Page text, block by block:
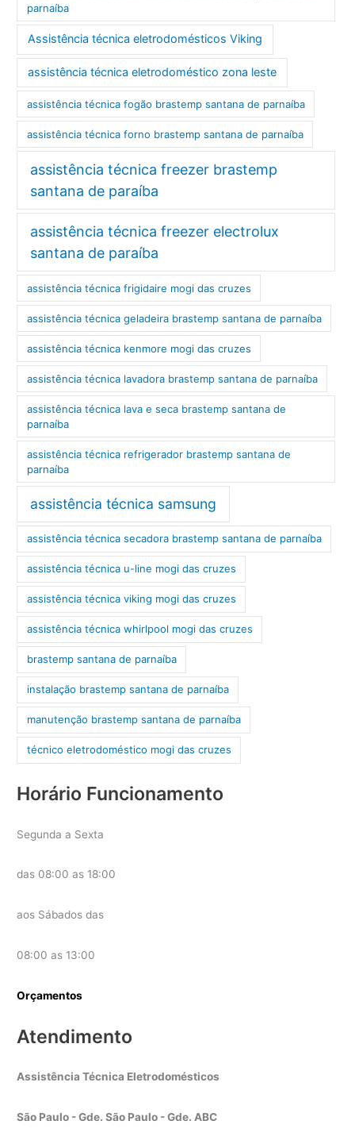
parnaíba
Assistência técnica eletrodomésticos Viking
assistência técnica eletrodoméstico zona leste
assistência técnica fogão brastemp santana de parnaíba
assistência técnica forno brastemp santana de parnaíba
assistência técnica freezer brastemp
santana de paraíba
assistência técnica freezer electrolux
santana de paraíba
assistência técnica frigidaire mogi das cruzes
assistência técnica geladeira brastemp santana de parnaíba
assistência técnica kenmore mogi das cruzes
assistência técnica lavadora brastemp santana de parnaíba
assistência técnica lava e seca brastemp santana de
parnaíba
assistência técnica refrigerador brastemp santana de
parnaíba
assistência técnica samsung
assistência técnica secadora brastemp santana de parnaíba
assistência técnica u-line mogi das cruzes
assistência técnica viking mogi das cruzes
assistência técnica whirlpool mogi das cruzes
brastemp santana de parnaíba
instalação brastemp santana de parnaíba
manutenção brastemp santana de parnaíba
técnico eletrodoméstico mogi das cruzes
Horário Funcionamento
Segunda a Sexta
das 08:00 as 18:00
aos Sábados das
08:00 as 13:00
Orçamentos
Atendimento
Assistência Técnica Eletrodomésticos
São Paulo - Gde. São Paulo - Gde. ABC